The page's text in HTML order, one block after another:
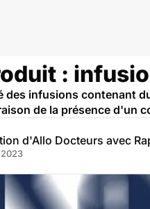
:
des infusions contenant
de la présence d'un
d'Allo Docteurs avec
2023